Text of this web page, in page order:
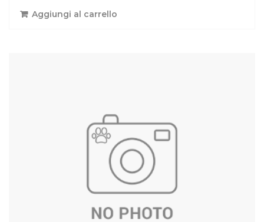
Aggiungi al carrello